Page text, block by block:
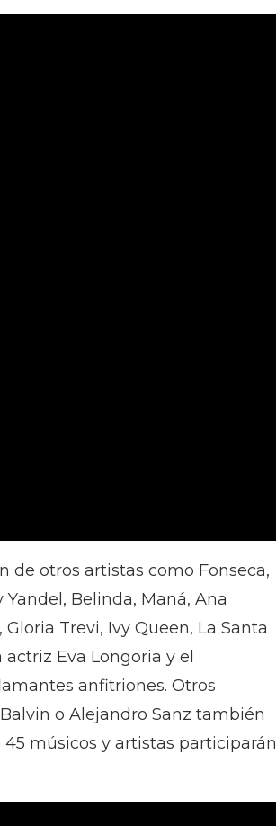
de otros artistas como Fonseca,
Yandel, Belinda, Maná, Ana
Trevi, Ivy Queen, La Santa
Eva Longoria y el
anfitriones. Otros
o Alejandro Sanz también
músicos y artistas participarán